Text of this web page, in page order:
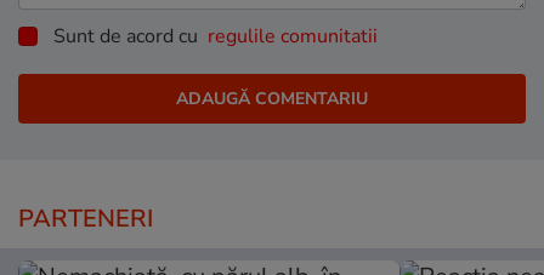
Sunt de acord cu regulile comunitatii
PARTENERI